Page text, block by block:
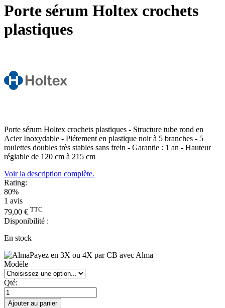
Porte sérum Holtex crochets
plastiques
Porte sérum Holtex crochets plastiques - Structure tube rond en
Acier Inoxydable - Piétement en plastique noir à 5 branches - 5
roulettes doubles très stables sans frein - Garantie : 1 an - Hauteur
réglable de 120 cm à 215 cm
Voir la description complète.
Rating:
80%
1 avis
79,00 € TTC
Disponibilité :
En stock
Payez en 3X ou 4X par CB avec Alma
Modèle
Qté:
Ajouter au panier